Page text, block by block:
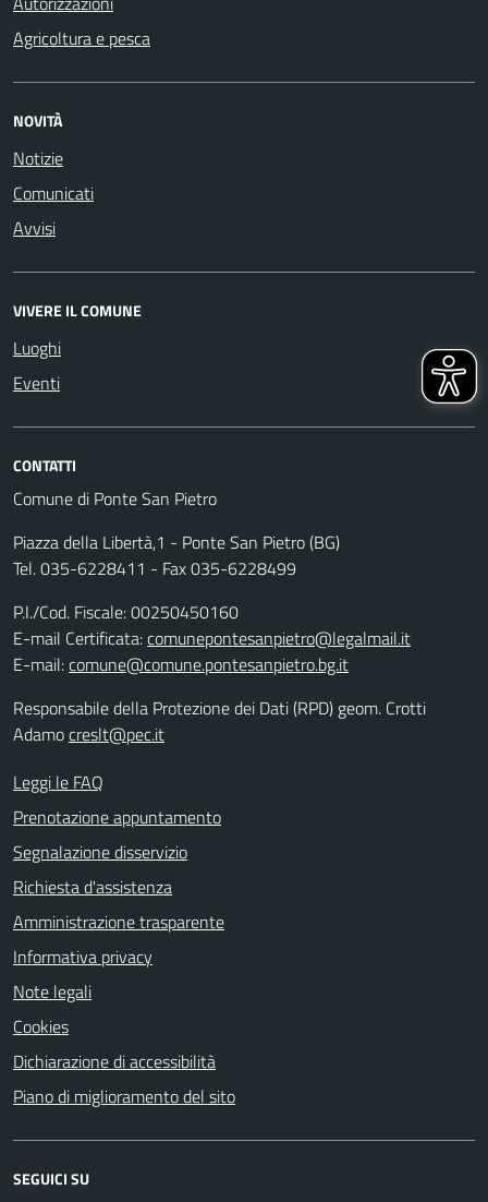
Agricoltura e pesca
NOVITÀ
Notizie
Comunicati
Avvisi
VIVERE IL COMUNE
Luoghi
Eventi
CONTATTI
Comune di Ponte San Pietro
Piazza della Libertà,1 - Ponte San Pietro (BG)
Tel. 035-6228411 - Fax 035-6228499
P.I./Cod. Fiscale: 00250450160
E-mail Certificata:comunepontesanpietro@legalmail.it
E-mail:comune@comune.pontesanpietro.bg.it
Responsabile della Protezione dei Dati (RPD) geom. Crotti
Adamocreslt@pec.it
Leggi le FAQ
Prenotazione appuntamento
Segnalazione disservizio
Richiesta d'assistenza
Amministrazione trasparente
Informativa privacy
Note legali
Cookies
Dichiarazione di accessibilità
Piano di miglioramento del sito
SEGUICI SU